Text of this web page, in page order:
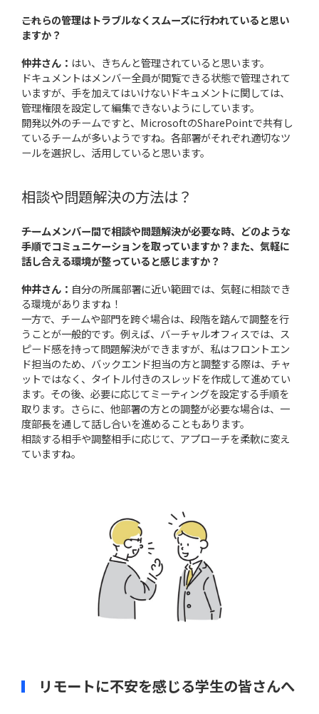
――これらの管理はトラブルなくスムーズに行われていると思い
ますか？
仲井さん： はい、きちんと管理されていると思います。
ドキュメントはメンバー全員が閲覧できる状態で管理されて
いますが、手を加えてはいけないドキュメントに関しては、
管理権限を設定して編集できないようにしています。
開発以外のチームですと、MicrosoftのSharePointで共有し
ているチームが多いようですね。各部署がそれぞれ適切なツ
ールを選択し、活用していると思います。
相談や問題解決の方法は？
――チームメンバー間で相談や問題解決が必要な時、どのような
手順でコミュニケーションを取っていますか？また、気軽に
話し合える環境が整っていると感じますか？
仲井さん： 自分の所属部署に近い範囲では、気軽に相談でき
る環境がありますね！
一方で、チームや部門を跨ぐ場合は、段階を踏んで調整を行
うことが一般的です。例えば、バーチャルオフィスでは、ス
ピード感を持って問題解決ができますが、私はフロントエン
ド担当のため、バックエンド担当の方と調整する際は、チャ
ットではなく、タイトル付きのスレッドを作成して進めてい
ます。その後、必要に応じてミーティングを設定する手順を
取ります。さらに、他部署の方との調整が必要な場合は、一
度部長を通して話し合いを進めることもあります。
相談する相手や調整相手に応じて、アプローチを柔軟に変え
ていますね。
リモートに不安を感じる学生の皆さんへ